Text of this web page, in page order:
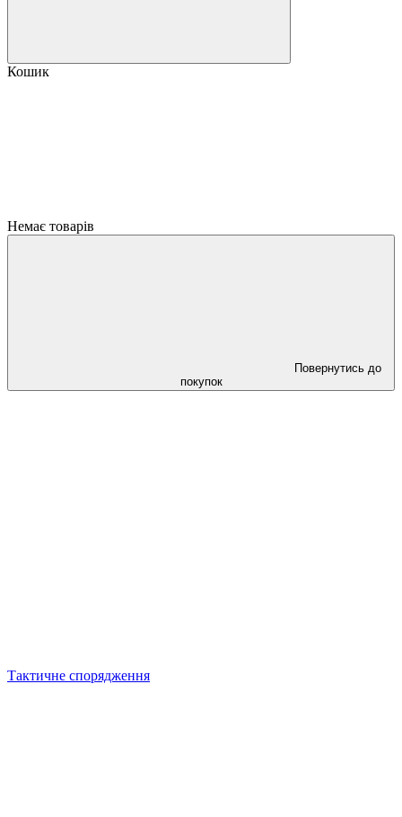
Кошик
Немає товарів
Повернутись до
покупок
Тактичне спорядження